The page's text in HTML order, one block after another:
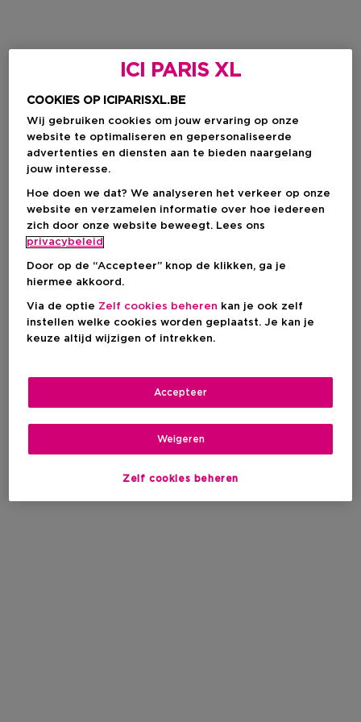
ICI PARIS XL
COOKIES OP ICIPARISXL.BE
Wij gebruiken cookies om jouw ervaring op onze
website te optimaliseren en gepersonaliseerde
advertenties en diensten aan te bieden naargelang
jouw interesse.
Hoe doen we dat? We analyseren het verkeer op onze
website en verzamelen informatie over hoe iedereen
zich door onze website beweegt. Lees ons
privacybeleid
Door op de “Accepteer” knop de klikken, ga je
hiermee akkoord.
Via de optie Zelf cookies beheren kan je ook zelf
instellen welke cookies worden geplaatst. Je kan je
keuze altijd wijzigen of intrekken.
Zelf cookies beheren
Weigeren
Accepteer